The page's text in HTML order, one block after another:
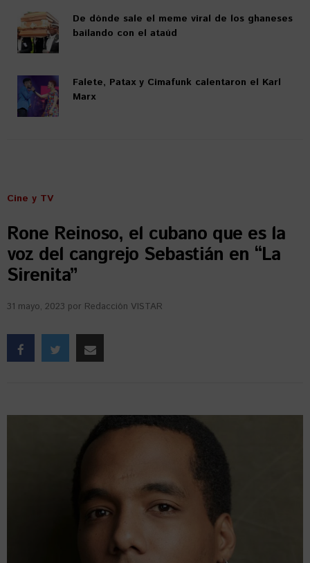
De dónde sale el meme viral de los ghaneses
bailando con el ataúd
Falete, Patax y Cimafunk calentaron el Karl
Marx
Cine y TV
Rone Reinoso, el cubano que es la
voz del cangrejo Sebastián en “La
Sirenita”
31 mayo, 2023 por Redacción VISTAR